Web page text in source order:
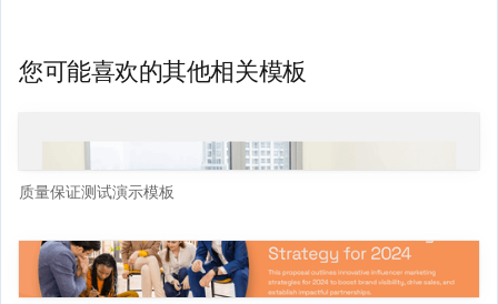
您可能喜欢的其他相关模板
质量保证测试演示模板